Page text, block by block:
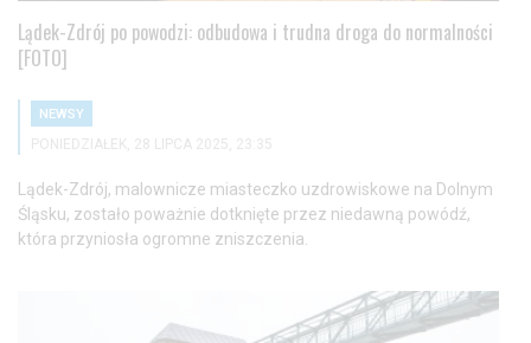
Lądek-Zdrój po powodzi: odbudowa i trudna droga do normalności
[FOTO]
NEWSY
PONIEDZIAŁEK, 28 LIPCA 2025, 23:35
Lądek-Zdrój, malownicze miasteczko uzdrowiskowe na Dolnym
Śląsku, zostało poważnie dotknięte przez niedawną powódź,
która przyniosła ogromne zniszczenia.